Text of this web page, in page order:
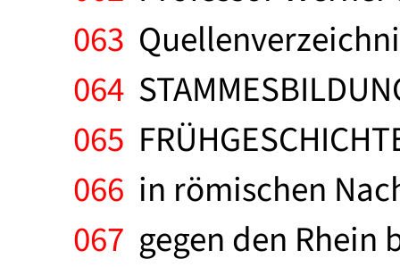
063
064
065
066 in römischen
067 gegen den